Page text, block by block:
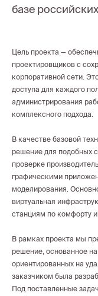
базе
Цель проекта —
проектировщиков с
корпоративной сети.
доступа для каждого
администрирования
комплексного подхода.
В качестве базовой
решение для подобных
проверке
графическими
моделирования.
виртуальная
станциям по комфорту
В рамках проекта мы
решение, основанное на
ориентированных на
заказчиком была
Под поставленные